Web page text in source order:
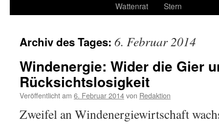
Wattenrat
Stern
Archiv des Tages: 6. Februar 2014
Windenergie: Wider die Gier
Rücksichtslosigkeit
Veröffentlicht am 6. Februar 2014von Redaktion
Zweifel an Windenergiewirtschaft